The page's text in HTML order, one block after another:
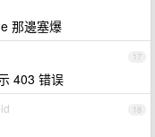
那邊塞爆
17
403 错误
18